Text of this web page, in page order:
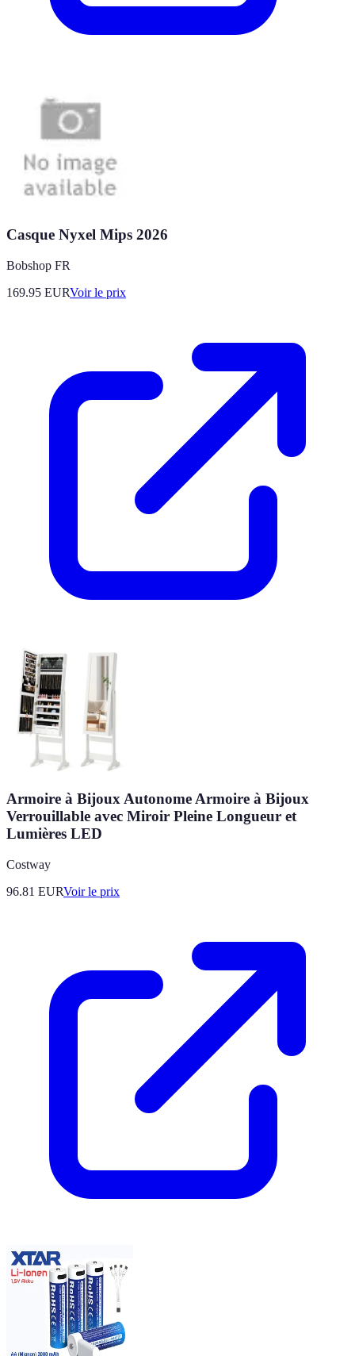
Casque Nyxel Mips 2026
Bobshop FR
169.95 EURVoir le prix
Armoire à Bijoux Autonome Armoire à Bijoux
Verrouillable avec Miroir Pleine Longueur et
Lumières LED
Costway
96.81 EURVoir le prix